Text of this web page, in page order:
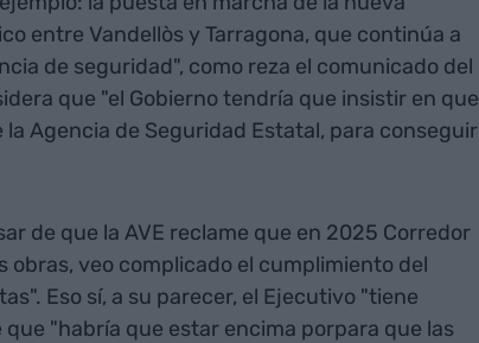
entre Vandellòs y Tarragona, que continúa a
de seguridad", como reza el comunicado del
que "el Gobierno tendría que insistir en que
Agencia de Seguridad Estatal, para conseguir
de que la AVE reclame que en 2025 Corredor
obras, veo complicado el cumplimiento del
Eso sí, a su parecer, el Ejecutivo "tiene
"habría que estar encima porpara que las